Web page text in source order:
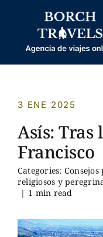
3 ENE 2025
Asís: Tras
Francisco
Categories:
religiosos y
| 1 min read